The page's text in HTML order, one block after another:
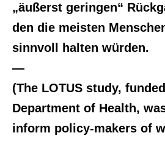
„äußerst geringen“
den die meisten
sinnvoll halten würden.
—
(The LOTUS study,
Department of Health,
inform policy-makers of